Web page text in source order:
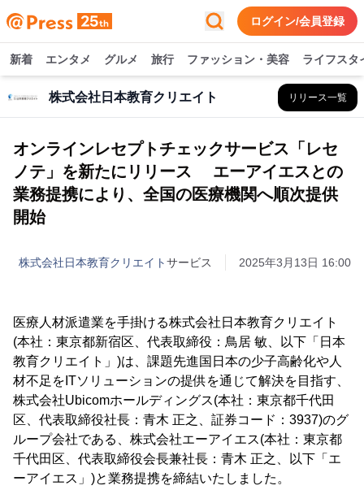
ログイン/会員登録
新着 エンタメ グルメ 旅行 ファッション・美容 ライフスタ
株式会社日本教育クリエイト リリース一覧
オンラインレセプトチェックサービス「レセ
ノテ」を新たにリリース エーアイエスとの
業務提携により、全国の医療機関へ順次提供
開始
株式会社日本教育クリエイトサービス 2025年3月13日 16:00
医療人材派遣業を手掛ける株式会社日本教育クリエイト
(本社：東京都新宿区、代表取締役：鳥居 敏、以下「日本
教育クリエイト」)は、課題先進国日本の少子高齢化や人
材不足をITソリューションの提供を通じて解決を目指す、
株式会社Ubicomホールディングス(本社：東京都千代田
区、代表取締役社長：青木 正之、証券コード：3937)のグ
ループ会社である、株式会社エーアイエス(本社：東京都
千代田区、代表取締役会長兼社長：青木 正之、以下「エ
ーアイエス」)と業務提携を締結いたしました。